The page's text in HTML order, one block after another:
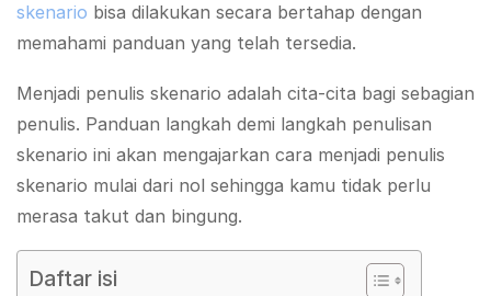
skenario bisa dilakukan secara bertahap dengan
memahami panduan yang telah tersedia.
Menjadi penulis skenario adalah cita-cita bagi sebagian
penulis. Panduan langkah demi langkah penulisan
skenario ini akan mengajarkan cara menjadi penulis
skenario mulai dari nol sehingga kamu tidak perlu
merasa takut dan bingung.
Daftar isi